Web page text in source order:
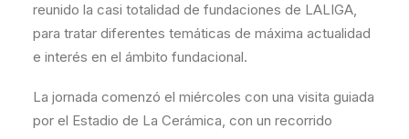
reunido la casi totalidad de fundaciones de LALIGA,
para tratar diferentes temáticas de máxima actualidad
e interés en el ámbito fundacional.
La jornada comenzó el miércoles con una visita guiada
por el Estadio de La Cerámica, con un recorrido